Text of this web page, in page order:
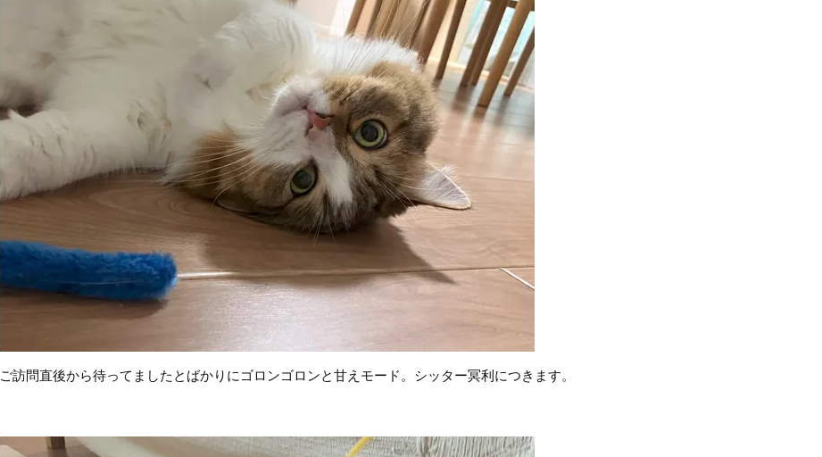
ご訪問直後から待ってましたとばかりにゴロンゴロンと甘えモード。シッター冥利につきます。